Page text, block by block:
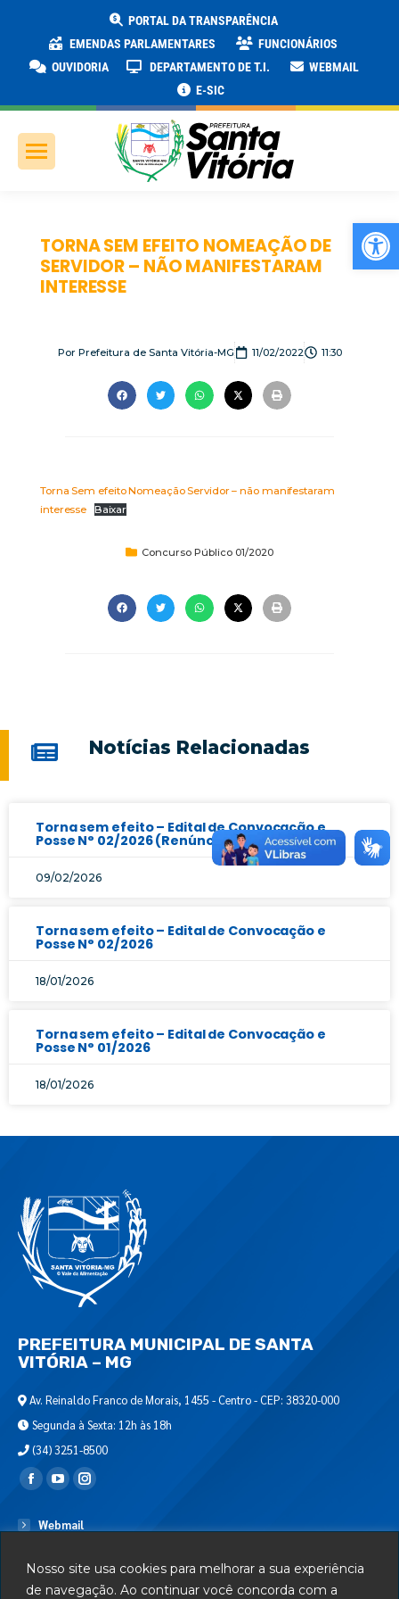
Nosso site usa cookies para melhorar a sua experiência
de navegação. Ao continuar você concorda com a
PORTAL DA TRANSPARÊNCIA
EMENDAS PARLAMENTARES
FUNCIONÁRIOS
OUVIDORIA
DEPARTAMENTO DE T.I.
WEBMAIL
E-SIC
TORNA SEM EFEITO NOMEAÇÃO DE
SERVIDOR – NÃO MANIFESTARAM
INTERESSE
PorPrefeitura de Santa Vitória-MG 11/02/2022 11:30
Torna Sem efeito Nomeação Servidor – não manifestaram
interesse
Baixar
Concurso Público 01/2020
Notícias Relacionadas
Torna sem efeito – Edital de Convocação e
Posse N° 02/2026 (Renúncia ao cargo)
09/02/2026
Torna sem efeito – Edital de Convocação e
Posse N° 02/2026
18/01/2026
Torna sem efeito – Edital de Convocação e
Posse N° 01/2026
18/01/2026
PREFEITURA MUNICIPAL DE SANTA
VITÓRIA – MG
Av. Reinaldo Franco de Morais, 1455 - Centro - CEP: 38320-000
Segunda à Sexta: 12h às 18h
(34) 3251-8500
Encontre-nos em:
Webmail
Serviços